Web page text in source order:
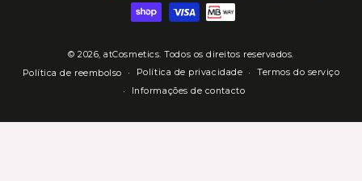
© 2026,atCosmetics. Todos os direitos reservados.
Política de reembolso
Política de privacidade
Termos do serviço
Informações de contacto